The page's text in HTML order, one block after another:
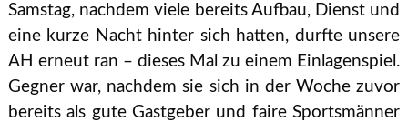
Samstag, nachdem viele bereits Aufbau, Dienst und
eine kurze Nacht hinter sich hatten, durfte unsere
AH erneut ran – dieses Mal zu einem Einlagenspiel.
Gegner war, nachdem sie sich in der Woche zuvor
bereits als gute Gastgeber und faire Sportsmänner